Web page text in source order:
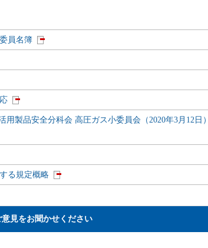
員名簿
製品安全分科会 高圧ガス小委員会（2020年3月12日）
る規定概略
見をお聞かせください